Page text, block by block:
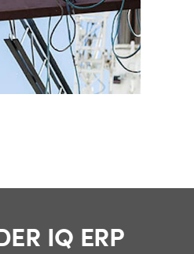
IQ ERP